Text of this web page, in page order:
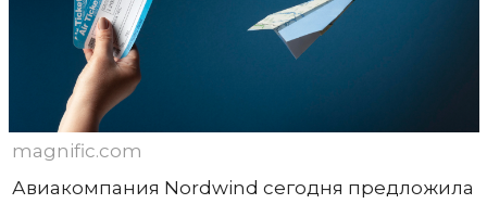
magnific.com
Авиакомпания Nordwind сегодня предложила